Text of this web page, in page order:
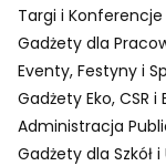
Targi i Konferencje
Gadżety dla
Eventy, Festyny i
Gadżety Eko, CSR i
Administracja
Gadżety dla Szkół i